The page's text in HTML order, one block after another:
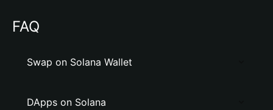
FAQ
Swap on Solana Wallet
DApps on Solana